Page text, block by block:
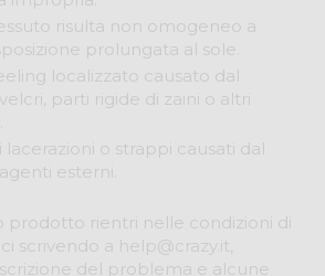
risulta non omogeneo a
prolungata al sole.
localizzato causato dal
parti rigide di zaini o altri
o strappi causati dal
esterni.
prodotto rientri nelle condizioni di
scrivendo a help@crazy.it
del problema e alcune